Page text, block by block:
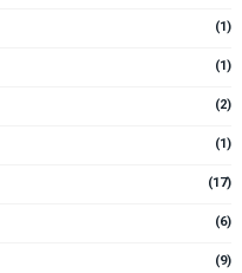
(1)
(1)
(2)
(1)
(17)
(6)
(9)